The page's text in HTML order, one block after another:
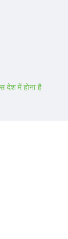
देश में होना है